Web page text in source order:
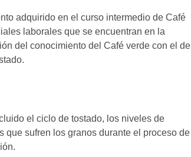
adquirido en el curso intermedio de Café
laborales que se encuentran en la
del conocimiento del Café verde con el de
el ciclo de tostado, los niveles de
que sufren los granos durante el proceso de